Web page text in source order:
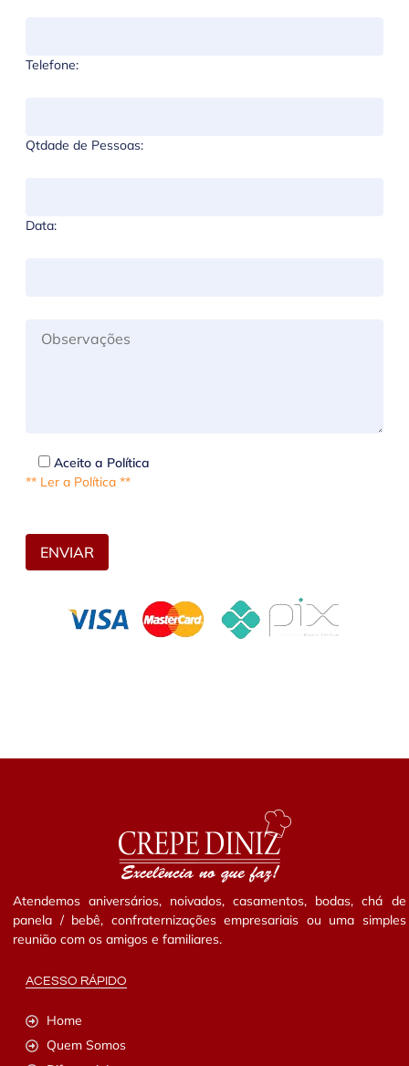
Telefone:
Qtdade de Pessoas:
Data:
Aceito a Política
** Ler a Política **
Atendemos aniversários, noivados, casamentos, bodas, chá de
panela / bebê, confraternizações empresariais ou uma simples
reunião com os amigos e familiares.
ACESSO RÁPIDO
Home
Quem Somos